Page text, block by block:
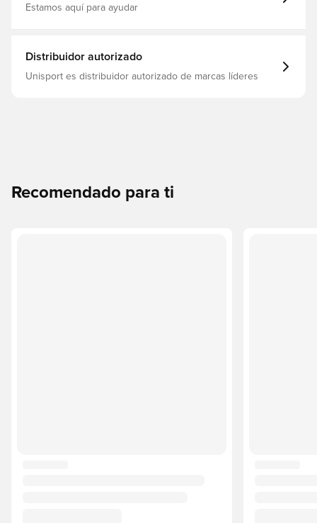
Estamos aquí para ayudar
Distribuidor autorizado
Unisport es distribuidor autorizado de marcas líderes
Recomendado para ti